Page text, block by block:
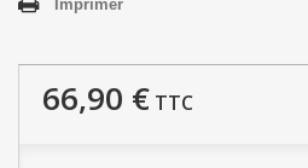
Imprimer
66,90 € TTC